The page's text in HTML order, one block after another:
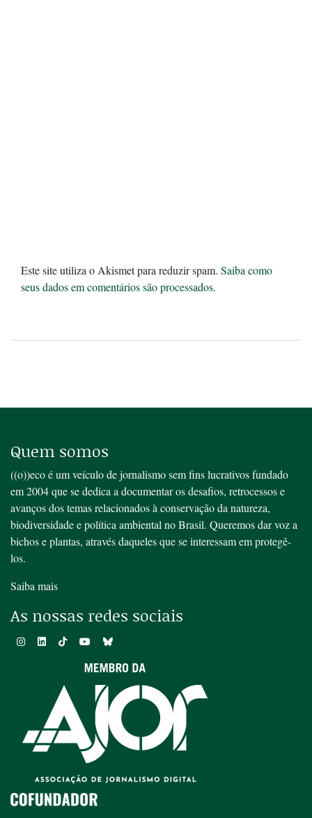
Este site utiliza o Akismet para reduzir spam. Saiba como
seus dados em comentários são processados.
Quem somos
((o))eco é um veículo de jornalismo sem fins lucrativos fundado
em 2004 que se dedica a documentar os desafios, retrocessos e
avanços dos temas relacionados à conservação da natureza,
biodiversidade e política ambiental no Brasil. Queremos dar voz a
bichos e plantas, através daqueles que se interessam em protegê-
los.
Saiba mais
As nossas redes sociais